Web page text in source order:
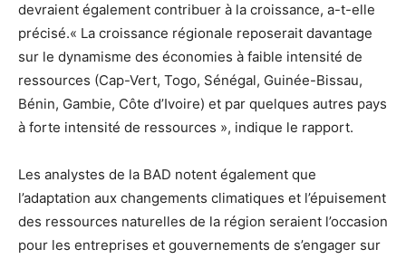
devraient également contribuer à la croissance, a-t-elle
précisé.« La croissance régionale reposerait davantage
sur le dynamisme des économies à faible intensité de
ressources (Cap-Vert, Togo, Sénégal, Guinée-Bissau,
Bénin, Gambie, Côte d’Ivoire) et par quelques autres pays
à forte intensité de ressources », indique le rapport.
Les analystes de la BAD notent également que
l’adaptation aux changements climatiques et l’épuisement
des ressources naturelles de la région seraient l’occasion
pour les entreprises et gouvernements de s’engager sur